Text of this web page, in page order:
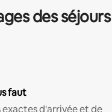
des
faut
exactes d'arrivée et de